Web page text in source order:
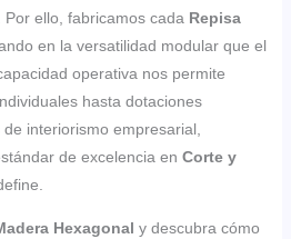
ello, fabricamos cada Repisa
en la versatilidad modular que el
operativa nos permite
hasta dotaciones
interiorismo empresarial,
de excelencia en Corte y
Hexagonal y descubra cómo